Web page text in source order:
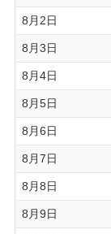
8月2日
8月3日
8月4日
8月5日
8月6日
8月7日
8月8日
8月9日